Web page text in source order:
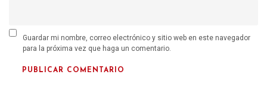
Guardar mi nombre, correo electrónico y sitio web en este navegador
para la próxima vez que haga un comentario.